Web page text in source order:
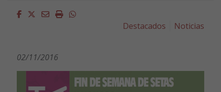
Facebook
Twitter
EmailImprimirWhatsapp
Destacados
Noticias
02/11/2016